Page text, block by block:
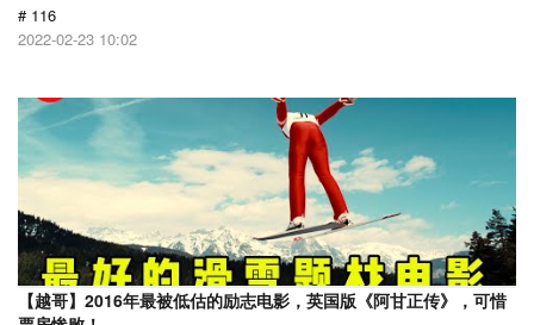
# 116
2022-02-23 10:02
【越哥】2016年最被低估的励志电影，英国版《阿甘正传》，可惜